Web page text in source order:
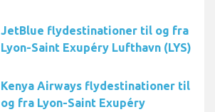
JetBlue flydestinationer til og fra
Lyon-Saint Exupéry Lufthavn (LYS)
Kenya Airways flydestinationer til
og fra Lyon-Saint Exupéry